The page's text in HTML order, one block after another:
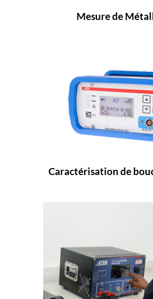
Mesure de
Caractérisation de